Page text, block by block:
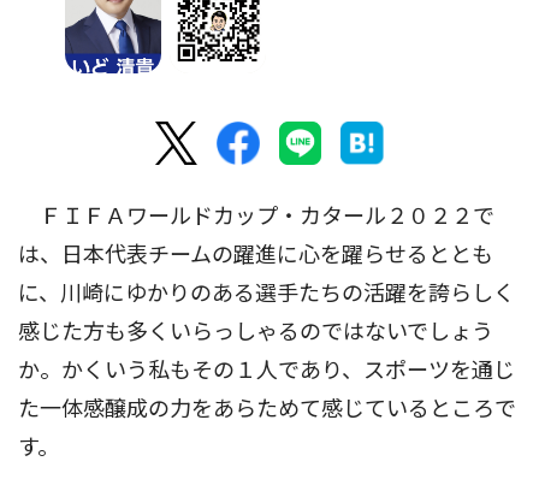
ＦＩＦＡワールドカップ・カタール２０２２で
は、日本代表チームの躍進に心を躍らせるととも
に、川崎にゆかりのある選手たちの活躍を誇らしく
感じた方も多くいらっしゃるのではないでしょう
か。かくいう私もその１人であり、スポーツを通じ
た一体感醸成の力をあらためて感じているところで
す。